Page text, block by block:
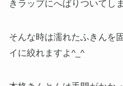
きラップにへばりついてし
そんな時は濡れたふきんを
イに絞れますよ^_^